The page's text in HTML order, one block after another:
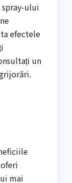
ului
efectele
un
mai